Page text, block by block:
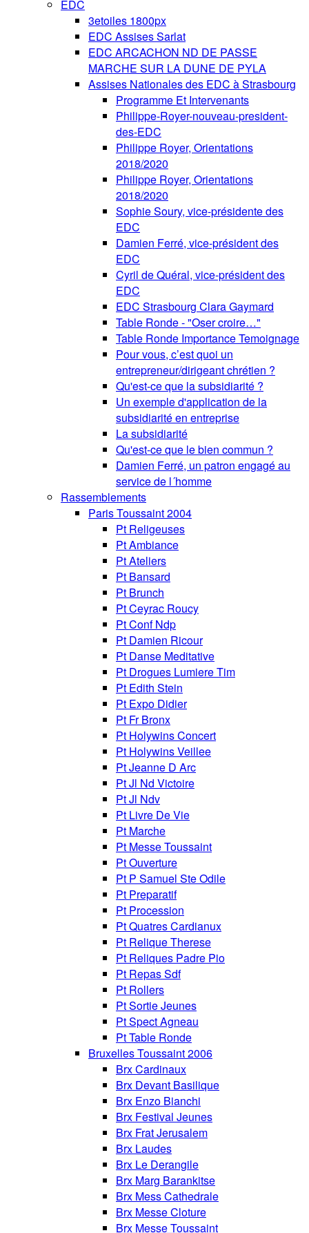
EDC
3etoiles 1800px
EDC Assises Sarlat
EDC ARCACHON ND DE PASSE
MARCHE SUR LA DUNE DE PYLA
Assises Nationales des EDC à Strasbourg
Programme Et Intervenants
Philippe-Royer-nouveau-president-
des-EDC
Philippe Royer, Orientations
2018/2020
Philippe Royer, Orientations
2018/2020
Sophie Soury, vice-présidente des
EDC
Damien Ferré, vice-président des
EDC
Cyril de Quéral, vice-président des
EDC
EDC Strasbourg Clara Gaymard
Table Ronde - "Oser croire…"
Table Ronde Importance Temoignage
Pour vous, c’est quoi un
entrepreneur/dirigeant chrétien ?
Qu'est-ce que la subsidiarité ?
Un exemple d'application de la
subsidiarité en entreprise
La subsidiarité
Qu'est-ce que le bien commun ?
Damien Ferré, un patron engagé au
service de l´homme
Rassemblements
Paris Toussaint 2004
Pt Religeuses
Pt Ambiance
Pt Ateliers
Pt Bansard
Pt Brunch
Pt Ceyrac Roucy
Pt Conf Ndp
Pt Damien Ricour
Pt Danse Meditative
Pt Drogues Lumiere Tim
Pt Edith Stein
Pt Expo Didier
Pt Fr Bronx
Pt Holywins Concert
Pt Holywins Veillee
Pt Jeanne D Arc
Pt Jl Nd Victoire
Pt Jl Ndv
Pt Livre De Vie
Pt Marche
Pt Messe Toussaint
Pt Ouverture
Pt P Samuel Ste Odile
Pt Preparatif
Pt Procession
Pt Quatres Cardianux
Pt Relique Therese
Pt Reliques Padre Pio
Pt Repas Sdf
Pt Rollers
Pt Sortie Jeunes
Pt Spect Agneau
Pt Table Ronde
Bruxelles Toussaint 2006
Brx Cardinaux
Brx Devant Basilique
Brx Enzo Bianchi
Brx Festival Jeunes
Brx Frat Jerusalem
Brx Laudes
Brx Le Derangile
Brx Marg Barankitse
Brx Mess Cathedrale
Brx Messe Cloture
Brx Messe Toussaint